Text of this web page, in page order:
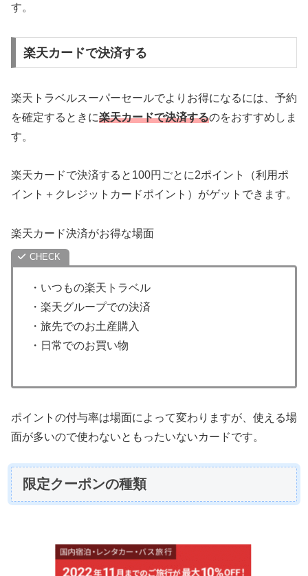
す。
楽天カードで決済する
楽天トラベルスーパーセールでよりお得になるには、予約
を確定するときに楽天カードで決済するのをおすすめしま
す。
楽天カードで決済すると100円ごとに2ポイント（利用ポ
イント＋クレジットカードポイント）がゲットできます。
楽天カード決済がお得な場面
・いつもの楽天トラベル
・楽天グループでの決済
・旅先でのお土産購入
・日常でのお買い物
ポイントの付与率は場面によって変わりますが、使える場
面が多いので使わないともったいないカードです。
限定クーポンの種類